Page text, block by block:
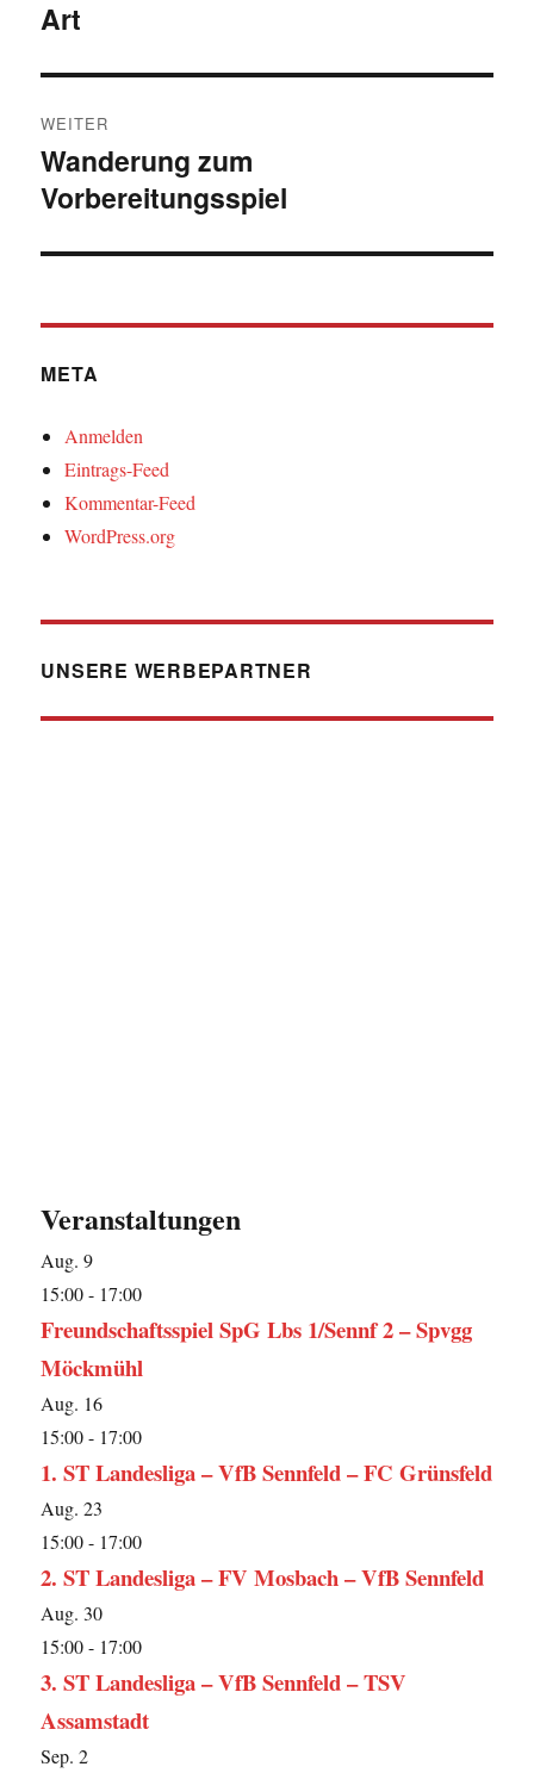
Beitrag:
Art
WEITER
Nächster
Beitrag:
Wanderung zum
Vorbereitungsspiel
META
Anmelden
Eintrags-Feed
Kommentar-Feed
WordPress.org
UNSERE WERBEPARTNER
Veranstaltungen
Aug.9
15:00- 17:00
Freundschaftsspiel SpG Lbs 1/Sennf 2 – Spvgg
Möckmühl
Aug. 16
15:00- 17:00
1. ST Landesliga – VfB Sennfeld – FC Grünsfeld
Aug.23
15:00- 17:00
2. ST Landesliga – FV Mosbach – VfB Sennfeld
Aug. 30
15:00- 17:00
3. ST Landesliga – VfB Sennfeld – TSV
Assamstadt
Sep.2